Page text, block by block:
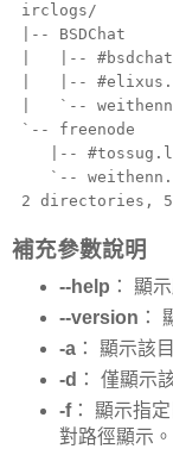
irclogs/
|-- BSDChat
| |--
| |--
| `--
`-- freenode
|--
`--
2 directories,
補充參數說明
--help ： 顯
--version ：
-a： 顯示該
-d ： 僅顯示
-f： 顯示指
對路徑顯示。